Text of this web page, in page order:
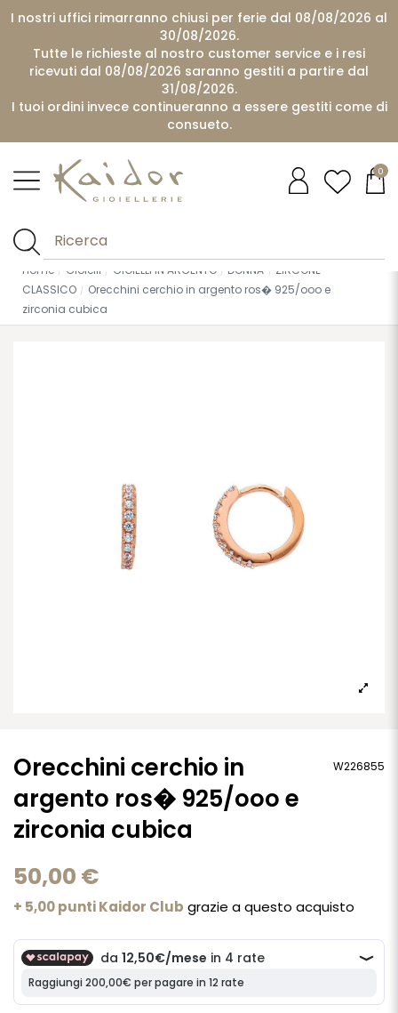
I nostri uffici rimarranno chiusi per ferie dal 08/08/2026 al
30/08/2026.
Tutte le richieste al nostro customer service e i resi
ricevuti dal 08/08/2026 saranno gestiti a partire dal
31/08/2026.
I tuoi ordini invece continueranno a essere gestiti come di
consueto.
0
Home Gioielli GIOIELLI IN ARGENTO DONNA
ZIRCONE
CLASSICO
Orecchini cerchio in argento ros� 925/ooo e
zirconia cubica
Orecchini cerchio in
argento ros� 925/ooo e
zirconia cubica
W226855
50,00 €
+ 5,00 punti Kaidor Club grazie a questo acquisto